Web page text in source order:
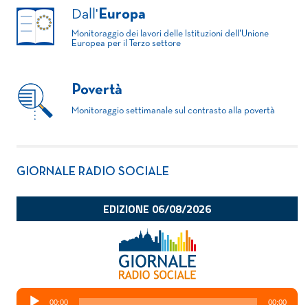
Dall' Europa
Monitoraggio dei lavori delle Istituzioni dell'Unione
Europea per il Terzo settore
Povertà
Monitoraggio settimanale sul contrasto alla povertà
GIORNALE RADIO SOCIALE